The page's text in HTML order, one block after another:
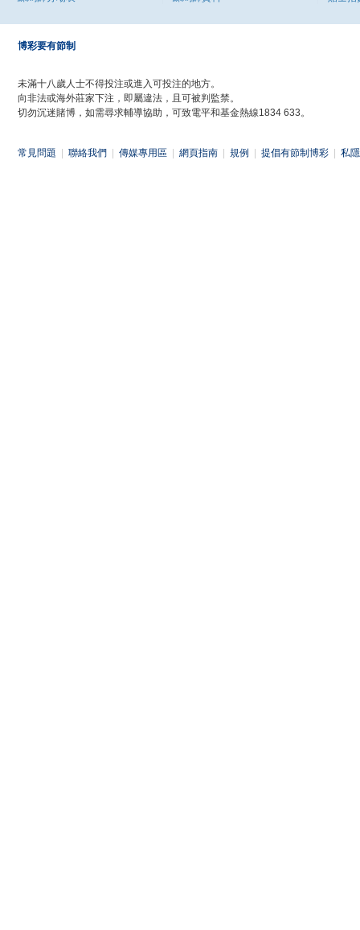
博彩要有節制
未滿十八歲人士不得投注或進入可投注的地方。
向非法或海外莊家下注，即屬違法，且可被判監禁。
切勿沉迷賭博，如需尋求輔導協助，可致電平和基金熱線1834 633。
常見問題 聯絡我們 傳媒專用區 網頁指南 規例 提倡有節制博彩 私